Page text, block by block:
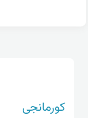
کورمانجی